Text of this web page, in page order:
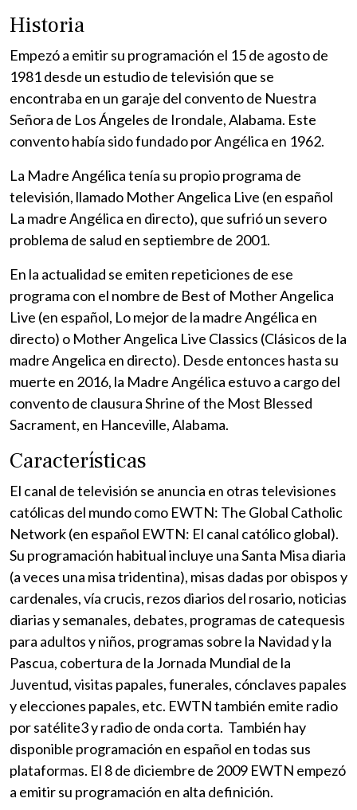
Historia
Empezó a emitir su programación el 15 de agosto de
1981 desde un estudio de televisión que se
encontraba en un garaje del convento de Nuestra
Señora de Los Ángeles de Irondale, Alabama. Este
convento había sido fundado por Angélica en 1962.
La Madre Angélica tenía su propio programa de
televisión, llamado Mother Angelica Live (en español
La madre Angélica en directo), que sufrió un severo
problema de salud en septiembre de 2001.
En la actualidad se emiten repeticiones de ese
programa con el nombre de Best of Mother Angelica
Live (en español, Lo mejor de la madre Angélica en
directo) o Mother Angelica Live Classics (Clásicos de la
madre Angelica en directo). Desde entonces hasta su
muerte en 2016, la Madre Angélica estuvo a cargo del
convento de clausura Shrine of the Most Blessed
Sacrament, en Hanceville, Alabama.
Características
El canal de televisión se anuncia en otras televisiones
católicas del mundo como EWTN: The Global Catholic
Network (en español EWTN: El canal católico global).
Su programación habitual incluye una Santa Misa diaria
(a veces una misa tridentina), misas dadas por obispos y
cardenales, vía crucis, rezos diarios del rosario, noticias
diarias y semanales, debates, programas de catequesis
para adultos y niños, programas sobre la Navidad y la
Pascua, cobertura de la Jornada Mundial de la
Juventud, visitas papales, funerales, cónclaves papales
y elecciones papales, etc. EWTN también emite radio
por satélite3​ y radio de onda corta. También hay
disponible programación en español en todas sus
plataformas.​ El 8 de diciembre de 2009 EWTN empezó
a emitir su programación en alta definición.